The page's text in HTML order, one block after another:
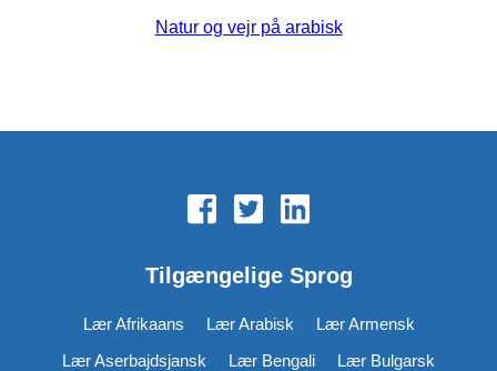
Natur og vejr på arabisk
Tilgængelige Sprog
Lær Afrikaans Lær Arabisk
Lær Armensk
Lær Aserbajdsjansk
Lær Bengali
Lær Bulgarsk